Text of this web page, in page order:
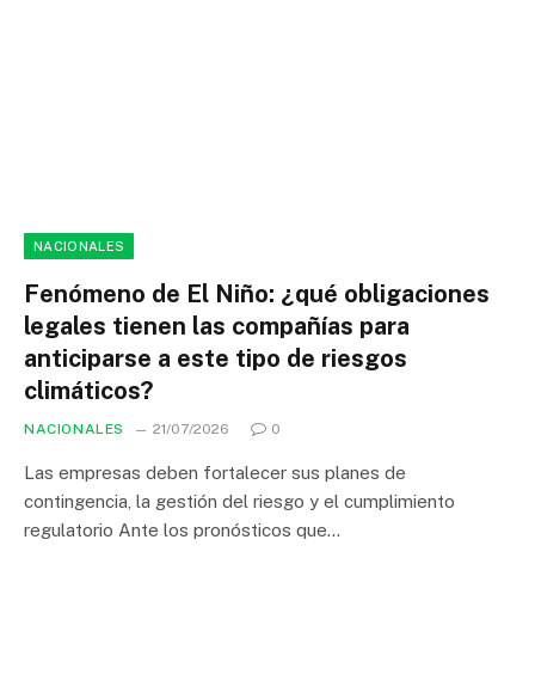
NACIONALES
Fenómeno de El Niño: ¿qué obligaciones
legales tienen las compañías para
anticiparse a este tipo de riesgos
climáticos?
NACIONALES 21/07/2026 0
Las empresas deben fortalecer sus planes de
contingencia, la gestión del riesgo y el cumplimiento
regulatorio Ante los pronósticos que…